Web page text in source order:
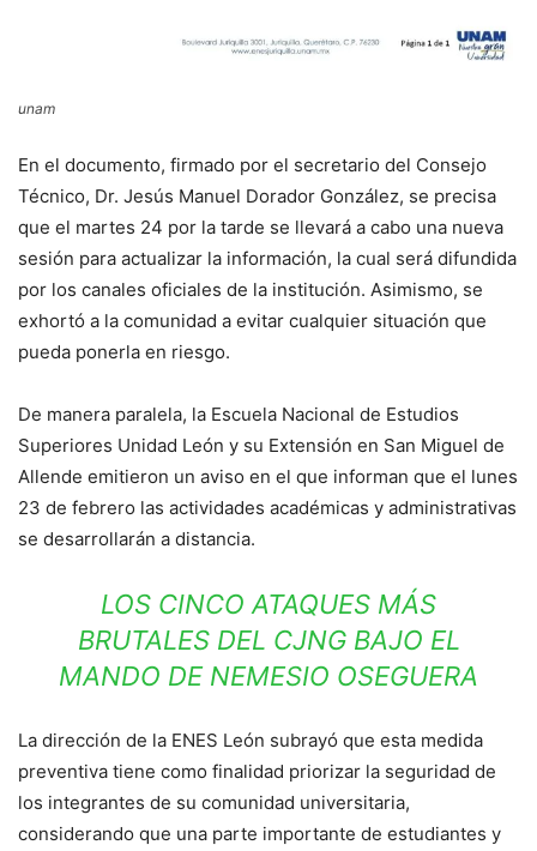
unam
En el documento, firmado por el secretario del Consejo
Técnico, Dr. Jesús Manuel Dorador González, se precisa
que el martes 24 por la tarde se llevará a cabo una nueva
sesión para actualizar la información, la cual será difundida
por los canales oficiales de la institución. Asimismo, se
exhortó a la comunidad a evitar cualquier situación que
pueda ponerla en riesgo.
De manera paralela, la Escuela Nacional de Estudios
Superiores Unidad León y su Extensión en San Miguel de
Allende emitieron un aviso en el que informan que el lunes
23 de febrero las actividades académicas y administrativas
se desarrollarán a distancia.
LOS CINCO ATAQUES MÁS
BRUTALES DEL CJNG BAJO EL
MANDO DE NEMESIO OSEGUERA
La dirección de la ENES León subrayó que esta medida
preventiva tiene como finalidad priorizar la seguridad de
los integrantes de su comunidad universitaria,
considerando que una parte importante de estudiantes y